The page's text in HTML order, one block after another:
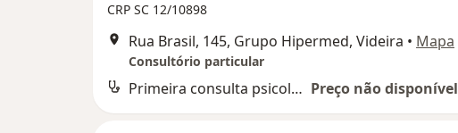
CRP SC 12/10898
Rua Brasil, 145, Grupo Hipermed, Videira • Mapa
Consultório particular
Primeira consulta psicologia Preço não disponível